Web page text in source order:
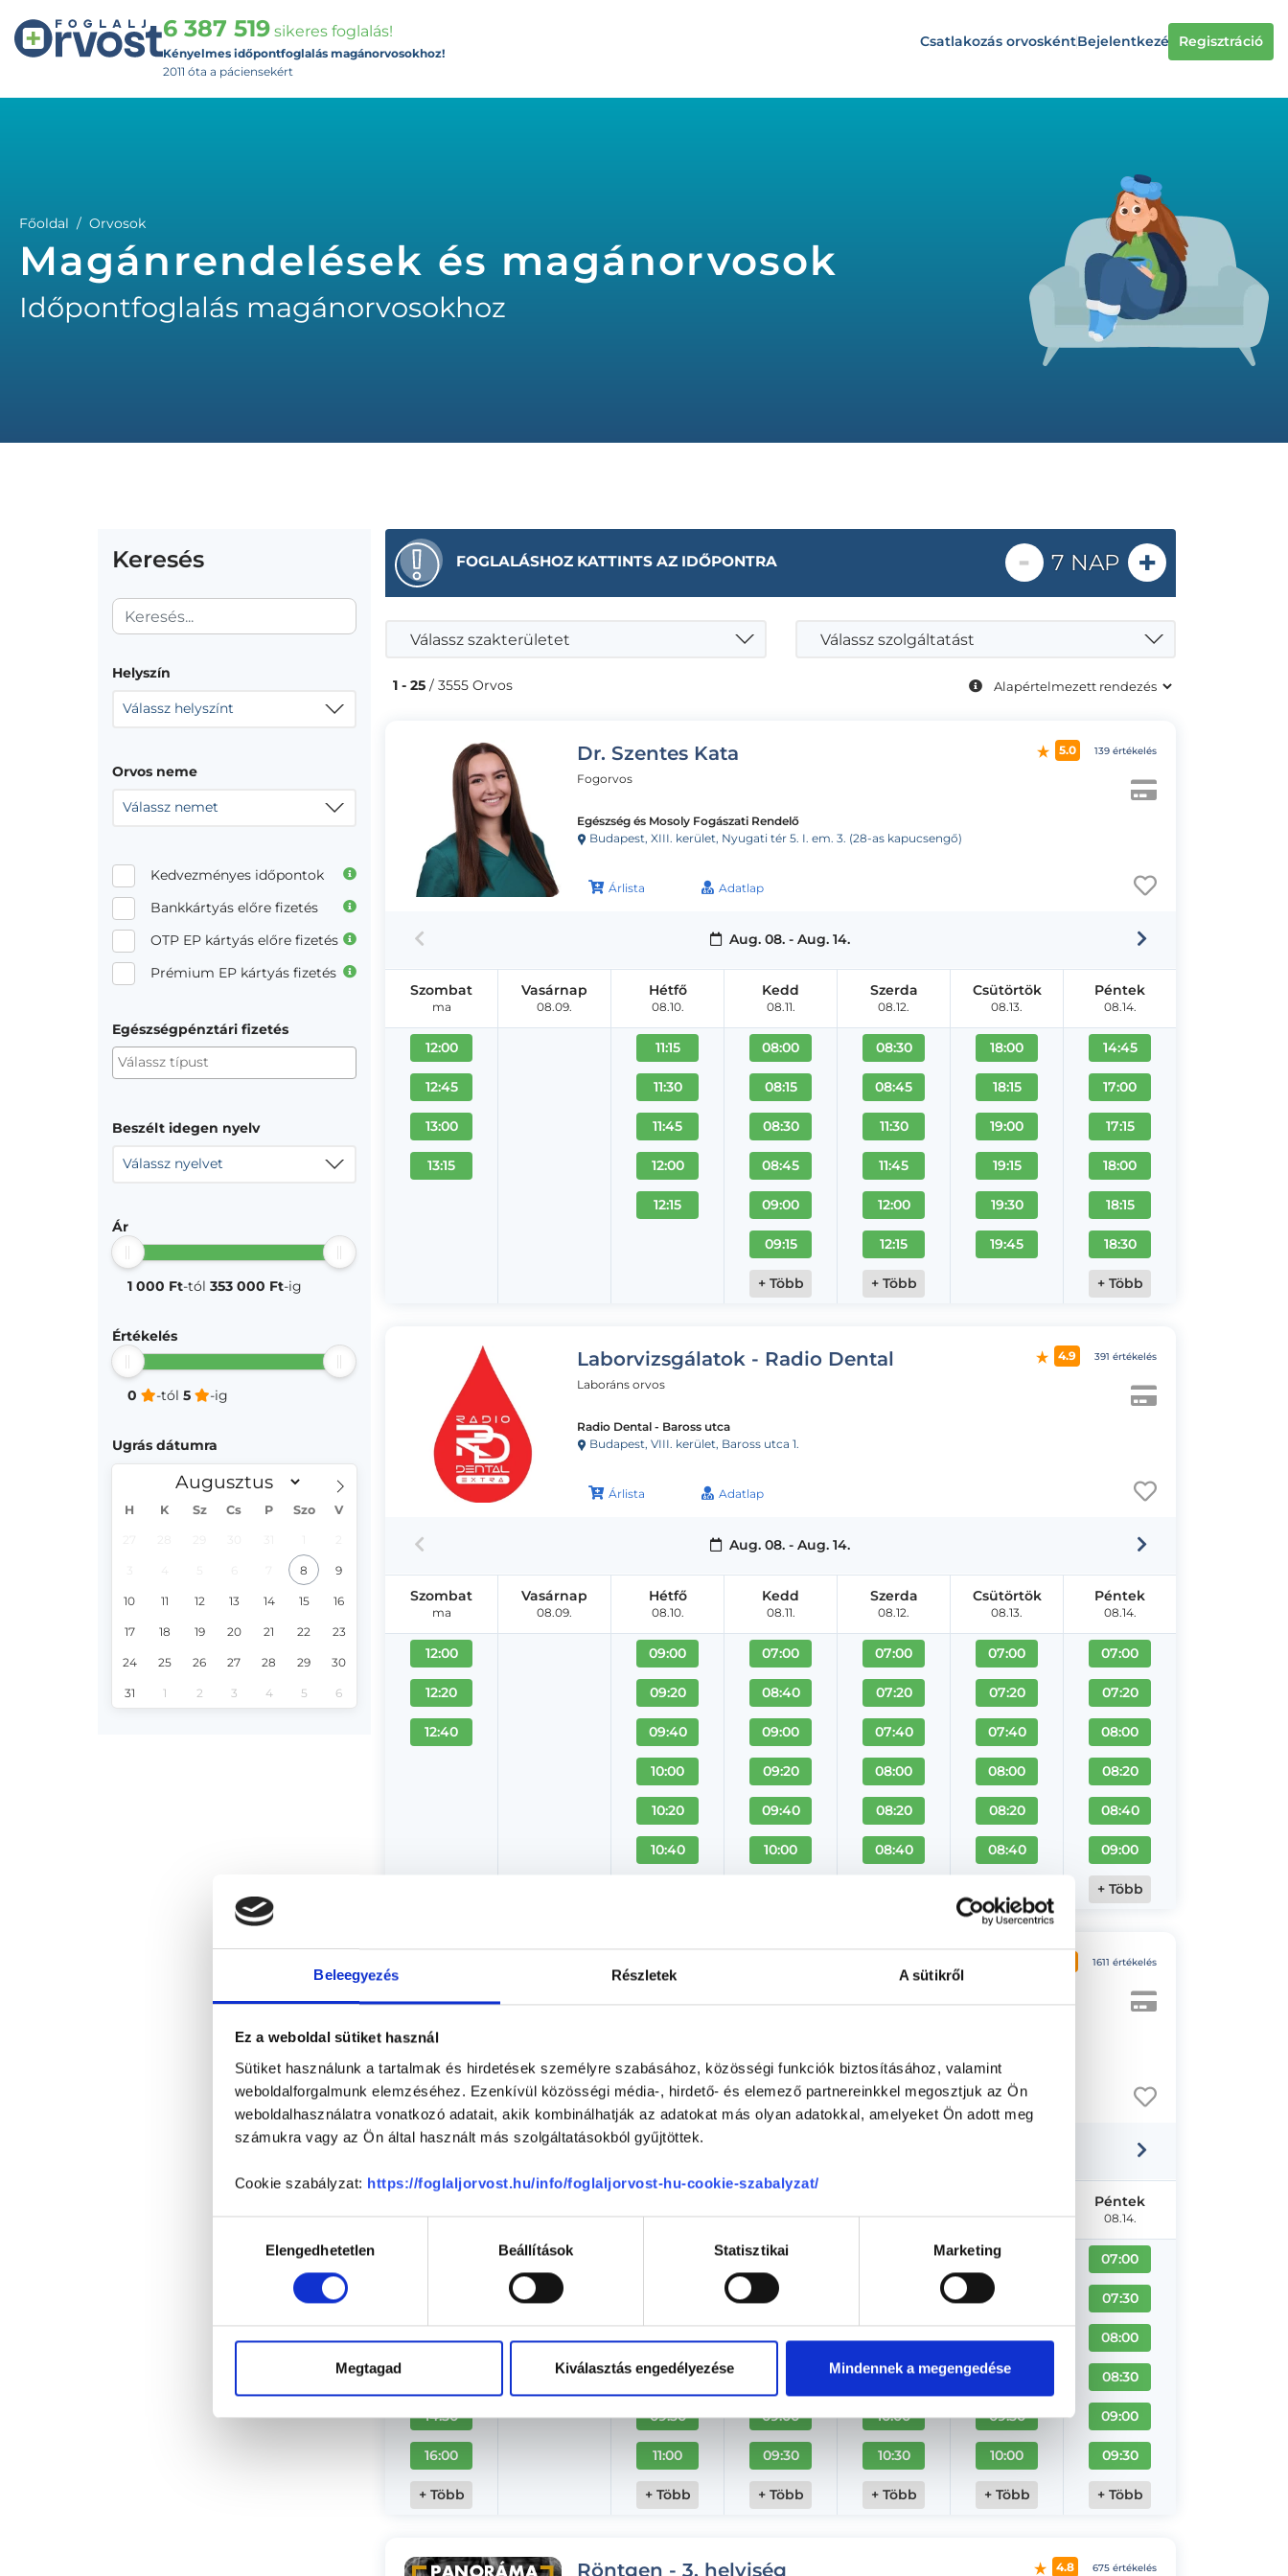
Beleegyezés Részletek A sütikről
Ez a weboldal sütiket használ
Sütiket használunk a tartalmak és hirdetések személyre szabásához, közösségi funkciók biztosításához, valamint
weboldalforgalmunk elemzéséhez. Ezenkívül közösségi média-, hirdető- és elemező partnereinkkel megosztjuk az Ön
weboldalhasználatra vonatkozó adatait, akik kombinálhatják az adatokat más olyan adatokkal, amelyeket Ön adott meg
számukra vagy az Ön által használt más szolgáltatásokból gyűjtöttek.
Cookie szabályzat: https://foglaljorvost.hu/info/foglaljorvost-hu-cookie-szabalyzat/
kiválasztásaElengedhetetlen Beállítások Statisztikai Marketing
Megtagad Kiválasztás engedélyezése Mindennek a megengedése
6 387 519 sikeres foglalás!
Kényelmes időpontfoglalás magánorvosokhoz!
2011 óta a páciensekért
Csatlakozás orvoskéntBejelentkezés Regisztráció
Főoldal Orvosok
Magánrendelések és magánorvosok
Időpontfoglalás magánorvosokhoz
Keresés
Helyszín
Válassz helyszínt
Orvos neme
Válassz nemet
Kedvezményes időpontok
Bankkártyás előre fizetés
OTP EP kártyás előre fizetés
Prémium EP kártyás fizetés
Egészségpénztári fizetés
Beszélt idegen nyelv
Válassz nyelvet
Ár
1 000 Ft-tól 353 000 Ft-ig
Értékelés
0 -tól 5 -ig
Ugrás dátumra
H K Sz Cs P Szo V
8 9
10 11 12 13 14 15 16
17 18 19 20 21 22 23
24 25 26 27 28 29 30
31 1 2 3 4 5 6
FOGLALÁSHOZ KATTINTS AZ IDŐPONTRA - 7 NAP +
Válassz szakterületet Válassz szolgáltatást
1 - 25 / 3555 Orvos
Dr. Szentes Kata
Fogorvos
Egészség és Mosoly Fogászati Rendelő
Budapest, XIII. kerület, Nyugati tér 5. I. em. 3. (28-as kapucsengő)
Árlista Adatlap
5.0 139 értékelés
Aug. 08. - Aug. 14.
Szombat
ma
12:00
12:45
13:00
13:15
Vasárnap
08.09.
Hétfő
08.10.
11:15
11:30
11:45
12:00
12:15
Kedd
08.11.
08:00
08:15
08:30
08:45
09:00
09:15
+ Több
Szerda
08.12.
08:30
08:45
11:30
11:45
12:00
12:15
+ Több
Csütörtök
08.13.
18:00
18:15
19:00
19:15
19:30
19:45
Péntek
08.14.
14:45
17:00
17:15
18:00
18:15
18:30
+ Több
Laborvizsgálatok - Radio Dental
Laboráns orvos
Radio Dental - Baross utca
Budapest, VIII. kerület, Baross utca 1.
Árlista Adatlap
4.9 391 értékelés
Aug. 08. - Aug. 14.
Szombat
ma
12:00
12:20
12:40
Vasárnap
08.09.
Hétfő
08.10.
09:00
09:20
09:40
10:00
10:20
10:40
Kedd
08.11.
07:00
08:40
09:00
09:20
09:40
10:00
Szerda
08.12.
07:00
07:20
07:40
08:00
08:20
08:40
Csütörtök
08.13.
07:00
07:20
07:40
08:00
08:20
08:40
Péntek
08.14.
07:00
07:20
08:00
08:20
08:40
09:00
+ Több
Röntgen - 1. helyiség
Árlista Adatlap
1611 értékelés
ma
13:00
14:30
16:00
+ Több
08.09. 08.10.
08:00
08:30
09:30
11:00
+ Több
08.11.
07:00
07:30
08:00
09:00
09:30
+ Több
08.12.
09:00
09:30
10:00
10:30
+ Több
08.13.
07:00
07:30
08:00
09:00
09:30
10:00
+ Több
Péntek
08.14.
07:00
07:30
08:00
08:30
09:00
09:30
+ Több
Röntgen - 3. helyiség 4.8 675 értékelés